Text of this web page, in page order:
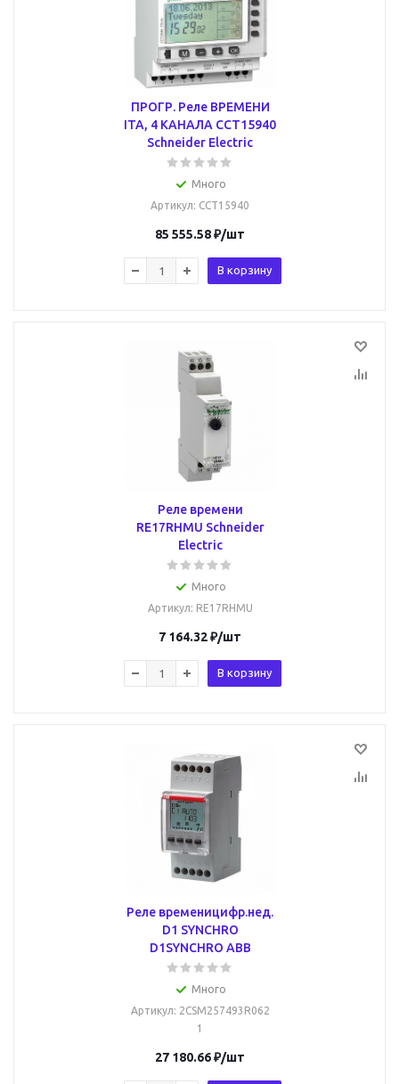
ПРОГР. Реле ВРЕМЕНИ
ITA, 4 КАНАЛА CCT15940
Schneider Electric
Много
Артикул: CCT15940
85 555.58₽/шт
В корзину
Реле времени
RE17RHMU Schneider
Electric
Много
Артикул: RE17RHMU
7 164.32₽/шт
В корзину
Реле временицифр.нед.
D1 SYNCHRO
D1SYNCHRO ABB
Много
Артикул: 2CSM257493R062
1
27 180.66₽/шт